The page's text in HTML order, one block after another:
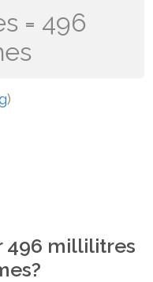
= 496
)
496 millilitres